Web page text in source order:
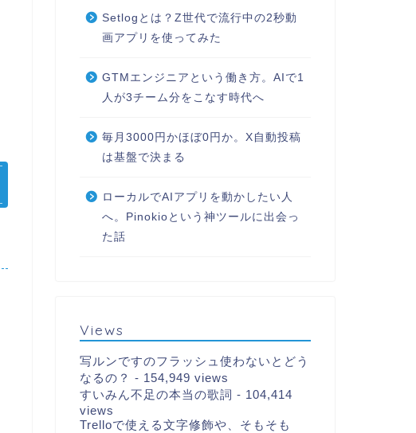
Setlogとは？Z世代で流行中の2秒動
画アプリを使ってみた
GTMエンジニアという働き方。AIで1
人が3チーム分をこなす時代へ
毎月3000円かほぼ0円か。X自動投稿
は基盤で決まる
ローカルでAIアプリを動かしたい人
へ。Pinokioという神ツールに出会っ
た話
Views
写ルンですのフラッシュ使わないとどう
なるの？ - 154,949 views
すいみん不足の本当の歌詞 - 104,414
views
Trelloで使える文字修飾や、そもそも